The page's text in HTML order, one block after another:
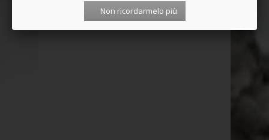
Non ricordarmelo più